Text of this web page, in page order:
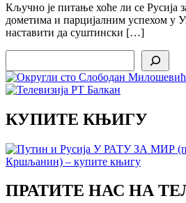
Кључно је питање хоће ли се Русија
дометима и парцијалним успехом у
наставити да суштински […]
КУПИТЕ КЊИГУ
ПРАТИТЕ НАС НА